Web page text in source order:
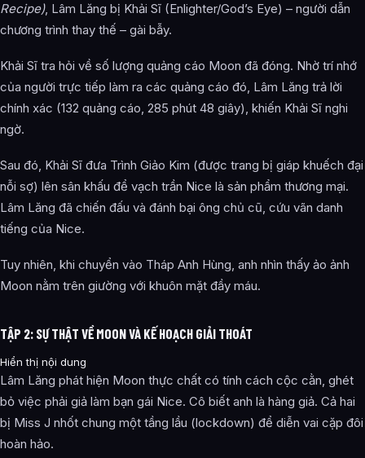
Recipe), Lâm Lăng bị Khải Sĩ (Enlighter/God’s Eye) – người dẫn
chương trình thay thế – gài bẫy.
Khải Sĩ tra hỏi về số lượng quảng cáo Moon đã đóng. Nhờ trí nhớ
của người trực tiếp làm ra các quảng cáo đó, Lâm Lăng trả lời
chính xác (132 quảng cáo, 285 phút 48 giây), khiến Khải Sĩ nghi
ngờ.
Sau đó, Khải Sĩ đưa Trình Giảo Kim (được trang bị giáp khuếch đại
nỗi sợ) lên sân khấu để vạch trần Nice là sản phẩm thương mại.
Lâm Lăng đã chiến đấu và đánh bại ông chủ cũ, cứu vãn danh
tiếng của Nice.
Tuy nhiên, khi chuyển vào Tháp Anh Hùng, anh nhìn thấy ảo ảnh
Moon nằm trên giường với khuôn mặt đầy máu.
TẬP 2: SỰ THẬT VỀ MOON VÀ KẾ HOẠCH GIẢI THOÁT
Hiển thị nội dung
Lâm Lăng phát hiện Moon thực chất có tính cách cộc cằn, ghét
bỏ việc phải giả làm bạn gái Nice. Cô biết anh là hàng giả. Cả hai
bị Miss J nhốt chung một tầng lầu (lockdown) để diễn vai cặp đôi
hoàn hảo.